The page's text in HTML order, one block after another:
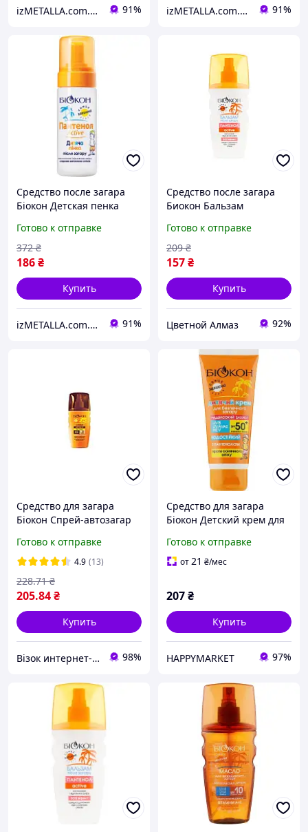
izMETALLA.com.ua 91% izMETALLA.com.ua 91%
Средство после загара
Біокон Детская пенка
(4820008318398)
Готово к отправке
186₴
372 ₴
Купить
izMETALLA.com.ua 91%
Средство после загара
Биокон Бальзам
(4820008318381) k
Готово к отправке
157₴
209 ₴
Купить
Цветной Алмаз 92%
Средство для загара
Біокон Спрей-автозагар
Увлажняющий 160 мл
(4820008313096)
Готово к отправке
4.9 (13)
205.84₴
228.71 ₴
Купить
Візок интернет-магазин 98%
Средство для загара
Біокон Детский крем для
"Сверхвысокая защита"
SPF 50+ 90 мл
Готово к отправке
от21 ₴/мес
207₴
Купить
HAPPYMARKET 97%